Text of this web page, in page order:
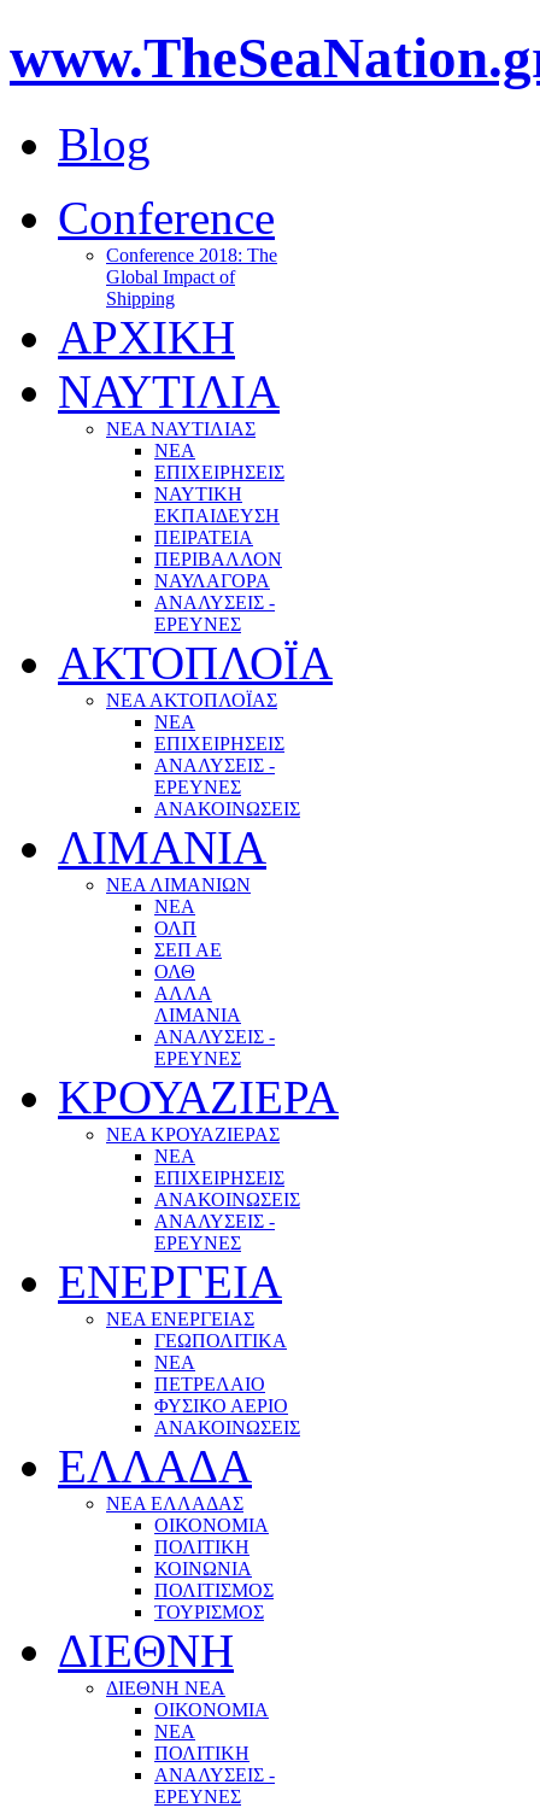
Blog
Conference
Conference 2018: The
Global Impact of
Shipping
ΑΡΧΙΚΗ
ΝΑΥΤΙΛΙΑ
ΝΕΑ ΝΑΥΤΙΛΙΑΣ
ΝΕΑ
ΕΠΙΧΕΙΡΗΣΕΙΣ
ΝΑΥΤΙΚΗ
ΕΚΠΑΙΔΕΥΣΗ
ΠΕΙΡΑΤΕΙΑ
ΠΕΡΙΒΑΛΛΟΝ
ΝΑΥΛΑΓΟΡΑ
ΑΝΑΛΥΣΕΙΣ -
ΕΡΕΥΝΕΣ
ΑΚΤΟΠΛΟΪΑ
ΝΕΑ ΑΚΤΟΠΛΟΪΑΣ
ΝΕΑ
ΕΠΙΧΕΙΡΗΣΕΙΣ
ΑΝΑΛΥΣΕΙΣ -
ΕΡΕΥΝΕΣ
ΑΝΑΚΟΙΝΩΣΕΙΣ
ΛΙΜΑΝΙΑ
ΝΕΑ ΛΙΜΑΝΙΩΝ
ΝΕΑ
ΟΛΠ
ΣΕΠ ΑΕ
ΟΛΘ
ΑΛΛΑ
ΛΙΜΑΝΙΑ
ΑΝΑΛΥΣΕΙΣ -
ΕΡΕΥΝΕΣ
ΚΡΟΥΑΖΙΕΡΑ
ΝΕΑ ΚΡΟΥΑΖΙΕΡΑΣ
NEA
ΕΠΙΧΕΙΡΗΣΕΙΣ
ΑΝΑΚΟΙΝΩΣΕΙΣ
ΑΝΑΛΥΣΕΙΣ -
ΕΡΕΥΝΕΣ
ΕΝΕΡΓΕΙΑ
ΝΕΑ ΕΝΕΡΓΕΙΑΣ
ΓΕΩΠΟΛΙΤΙΚΑ
ΝΕΑ
ΠΕΤΡΕΛΑΙΟ
ΦΥΣΙΚΟ ΑΕΡΙΟ
ΑΝΑΚΟΙΝΩΣΕΙΣ
ΕΛΛΑΔΑ
ΝΕΑ ΕΛΛΑΔΑΣ
ΟΙΚΟΝΟΜΙΑ
ΠΟΛΙΤΙΚΗ
ΚΟΙΝΩΝΙΑ
ΠΟΛΙΤΙΣΜΟΣ
ΤΟΥΡΙΣΜΟΣ
ΔΙΕΘΝΗ
ΔΙΕΘΝΗ ΝΕΑ
ΟΙΚΟΝΟΜΙΑ
ΝΕΑ
ΠΟΛΙΤΙΚΗ
ΑΝΑΛΥΣΕΙΣ -
ΕΡΕΥΝΕΣ